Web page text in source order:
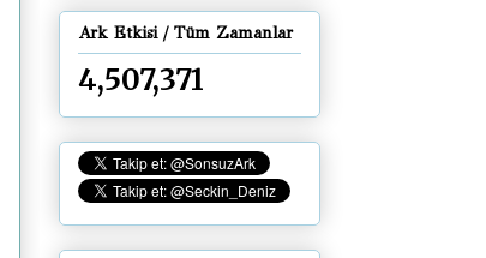
Ark Etkisi / Tüm Zamanlar
4,507,371